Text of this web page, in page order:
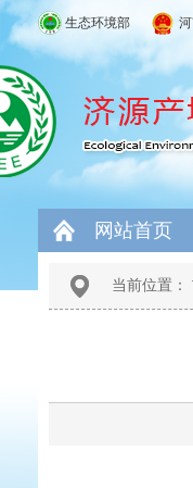
生态环境部
网站首页
当前位置：